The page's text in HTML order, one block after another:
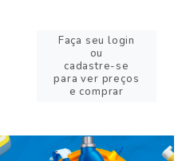
Faça seu login
ou
cadastre-se
para ver preços
e comprar